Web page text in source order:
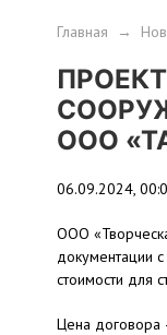
Главная →
ООО
06.09.2024,
ООО
документации
стоимости для
Цена договора